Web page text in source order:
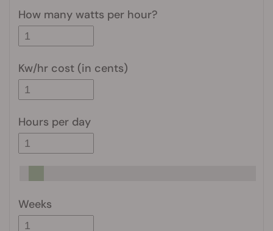
How many watts per hour?
Kw/hr cost (in cents)
Hours per day
Weeks